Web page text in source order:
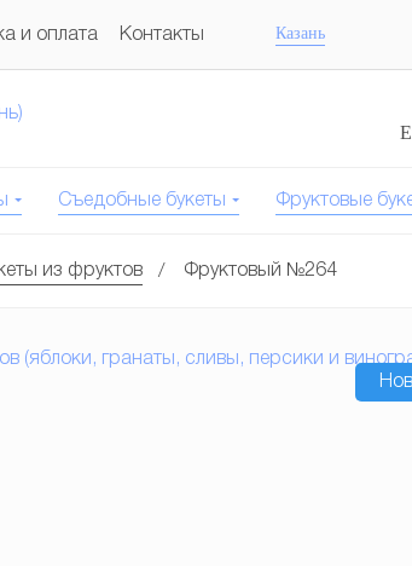
и оплата Контакты Казань
Съедобные букеты Фруктовые
из фруктов Фруктовый №264